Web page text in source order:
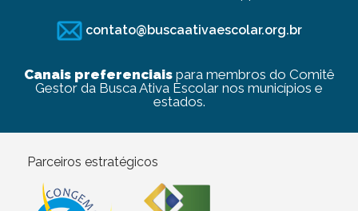
contato@buscaativaescolar.org.br
Canais preferenciaispara membros do Comitê
Gestor da Busca Ativa Escolar nos municípios e
estados.
Parceiros estratégicos